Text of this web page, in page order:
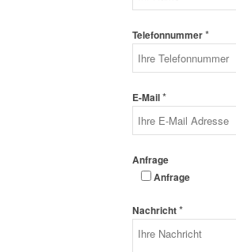
Telefonnummer*
E-Mail*
Anfrage
Anfrage
Nachricht*